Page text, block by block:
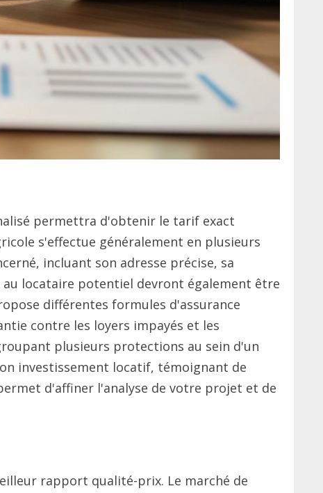
permettra d'obtenir le tarif exact
s'effectue généralement en plusieurs
incluant son adresse précise, sa
locataire potentiel devront également être
différentes formules d'assurance
contre les loyers impayés et les
plusieurs protections au sein d'un
investissement locatif, témoignant de
d'affiner l'analyse de votre projet et de
rapport qualité-prix. Le marché de